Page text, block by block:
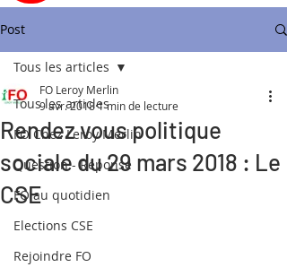
Post
Tous les articles
FO Chez Leroy Merlin
Question - Réponse
FO au quotidien
Elections CSE
Rejoindre FO
Tous les articles
Rendez vous politique
sociale du 29 mars 2018 : Le
CSE
FO Leroy Merlin
9 avr. 20181 min de lecture